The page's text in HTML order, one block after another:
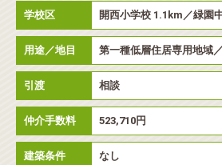
学校区 開西小学校 1.1km／緑園
用途／地目 第一種低層住居専用地域
引渡 相談
仲介手数料 523,710円
建築条件 なし